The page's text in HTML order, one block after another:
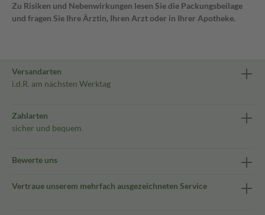
Zu Risiken und Nebenwirkungen lesen Sie die Packungsbeilage
und fragen Sie Ihre Ärztin, Ihren Arzt oder in Ihrer Apotheke.
Versandarten
i.d.R. am nächsten Werktag
Zahlarten
sicher und bequem
Bewerte uns
Vertraue unserem mehrfach ausgezeichneten Service